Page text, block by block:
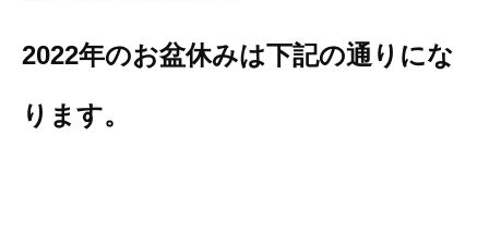
2022年のお盆休みは下記の通りにな
ります。